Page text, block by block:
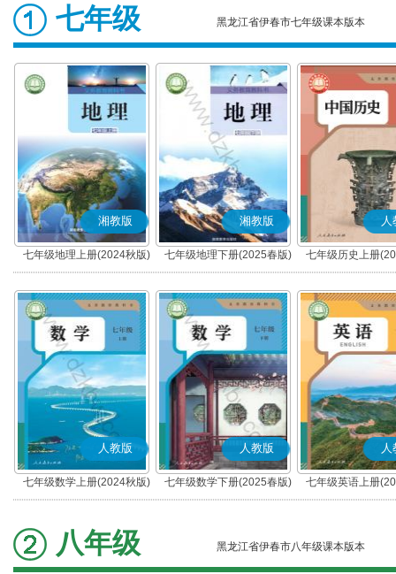
七年级 黑龙江省伊春市七年级课本版本
湘教版
七年级地理上册(2024秋版)
湘教版
七年级地理下册(2025春版)
人
七年级历史上册
(部编版)
人教版
七年级数学上册(2024秋版)
人教版
七年级数学下册(2025春版)
人
七年级英语上册
八年级 黑龙江省伊春市八年级课本版本